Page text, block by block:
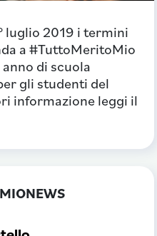
luglio 2019 i termini
a #TuttoMeritoMio
di scuola
gli studenti del
informazione leggi il